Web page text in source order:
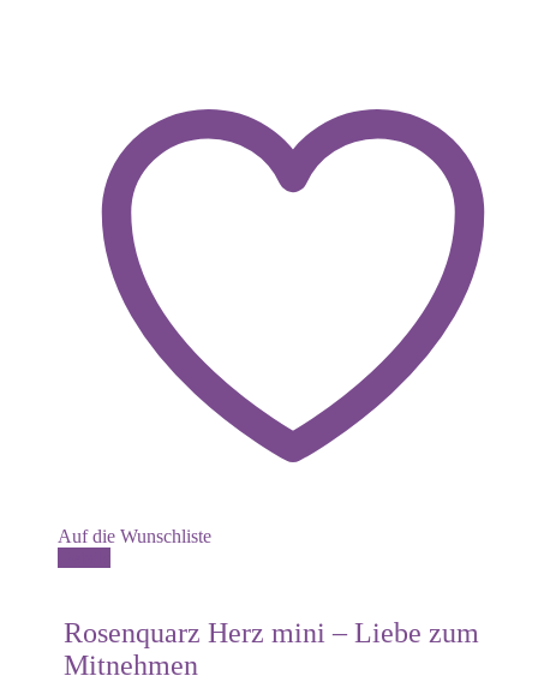
Auf die Wunschliste
Rosenquarz Herz mini – Liebe zum
Mitnehmen